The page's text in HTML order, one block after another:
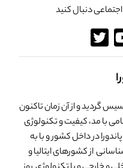
دنبال کنید
- ایران تاسیس گردید و از آن زمان تاکنون
با مد، کیفیت و تکنولوژی
در داخل کشور و با به
از کشورهای ایتالیا و